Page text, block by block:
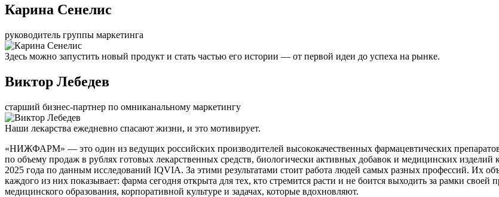
Карина Сенелис
руководитель группы маркетинга
Здесь можно запустить новый продукт и стать частью его истории — от первой идеи до успеха на рынке.
Виктор Лебедев
старший бизнес-партнер по омниканальному маркетингу
Наши лекарства ежедневно спасают жизни, и это мотивирует.
«НИЖФАРМ» — это один из ведущих российских производителей высококачественных фармацевтических
по объему продаж в рублях готовых лекарственных средств, биологически активных добавок и медицинских
2025 года по данным исследований IQVIA. За этими результатами стоит работа людей самых разных профессий. Их
каждого из них показывает: фарма сегодня открыта для тех, кто стремится расти и не боится выходить за рамки
медицинского образования, корпоративной культуре и задачах, которые вдохновляют.